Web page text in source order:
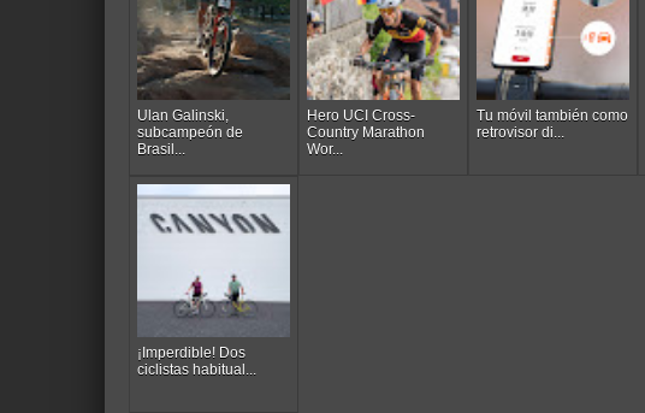
Ulan Galinski,
subcampeón de
Brasil...
Hero UCI Cross-
Country Marathon
Wor...
Tu móvil también como
retrovisor di...
¡Imperdible! Dos
ciclistas habitual...